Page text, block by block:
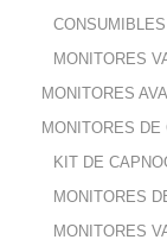
MONITORES
MONITORES
MONITORES DE
KIT DE
MONITORES
MONITORES